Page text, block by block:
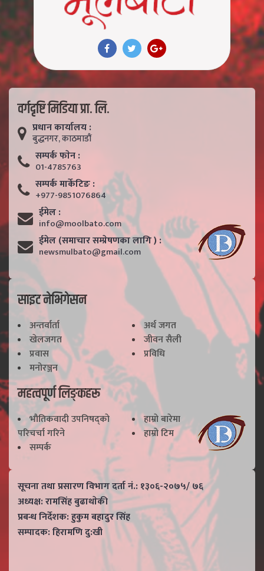
वर्गदृष्टि मिडिया प्रा. लि.
प्रधान कार्यालय :
बुद्धनगर, काठमाडाैं
सम्पर्क फाेन :
01-4785763
सम्पर्क मार्केटिङ :
+977-9851076864
ईमेल :
info@moolbato.com
ईमेल (समाचार सम्प्रेषणका लागि ) :
newsmulbato@gmail.com
साइट नेभिगेसन
अन्तर्वार्ता
अर्थ जगत
खेलजगत
जीवन सैली
प्रवास
प्रविधि
मनोरञ्जन
महत्वपूर्ण लिङ्कहरू
भाैतिकवादी उपनिषद्काे
परिचर्चा गरिने
हाम्राे बारेमा
हाम्राे टिम
सम्पर्क
सूचना तथा प्रसारण विभाग दर्ता नं.: १३०६-२०७५/ ७६
अध्यक्ष: रामसिंह बुढाथाेकी
प्रबन्ध निर्देशक: हुकुम बहादुर सिंह
सम्पादक: हिरामणि दु:खी